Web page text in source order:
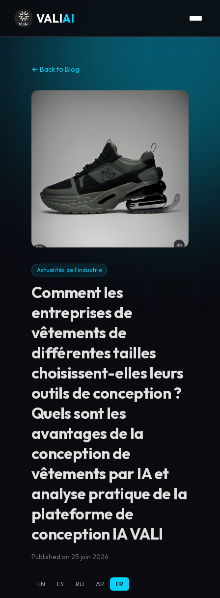
VALIAI
← Back to Blog
Actualités de l'industrie
Comment les
entreprises de
vêtements de
différentes tailles
choisissent-elles leurs
outils de conception ?
Quels sont les
avantages de la
conception de
vêtements par IA et
analyse pratique de la
plateforme de
conception IA VALI
Published on 25 juin 2026
EN ES RU AR FR